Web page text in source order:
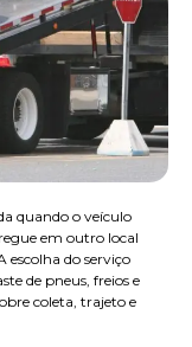
quando o veículo
em outro local
escolha do serviço
de pneus, freios e
coleta, trajeto e